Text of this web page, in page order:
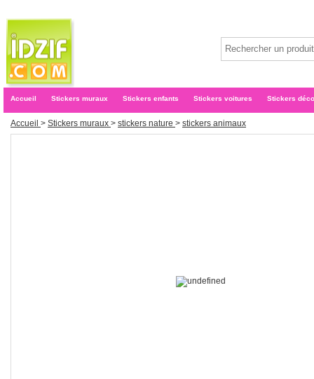
Accueil Stickers muraux Stickers enfants Stickers voitures Stickers déco
Accueil > Stickers muraux > stickers nature > stickers animaux